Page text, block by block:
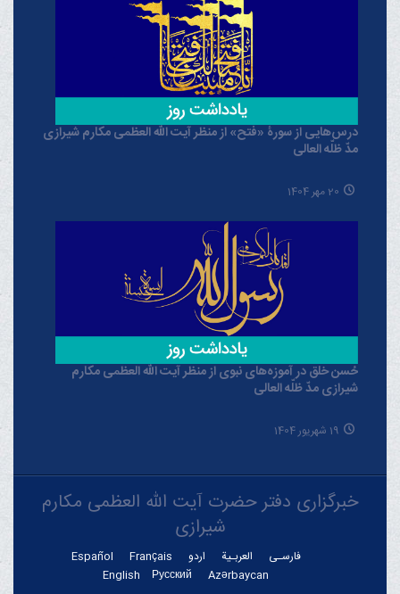
درس‌هایی از سورۀ «فتح» از منظر آیت الله العظمی مکارم شیرازی
مدّ ظلّه العالی
20 مهر 1404
حُسن خلق در آموزه‌های نبوی از منظر آیت الله العظمی مکارم
شیرازی مدّ ظلّه العالی
19 شهریور 1404
خبرگزاری دفتر حضرت آیت الله العظمی مکارم
شیرازی
فارسـی العربـیة اردو Français
Español
Azərbaycan
Русский
English